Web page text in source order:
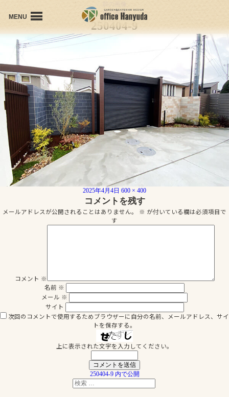
MENU
office Hanyudaの想い
プロフィール
個人受賞歴
施工事例
お問い合わせ
次の画像
250404-9
投
稿
2025年4月4日 フ
ル
サ
イ
ズ
600 × 400
コメントを残す
メールアドレスが公開されることはありません。 ※ が付いている欄は必須項目で
す
コメント ※
名前 ※
メール ※
サイト
次回のコメントで使用するためブラウザーに自分の名前、メールアドレス、サイ
トを保存する。
上に表示された文字を入力してください。
250404-9 内で公開
検